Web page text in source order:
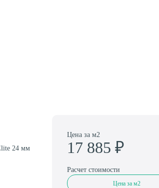
для спортивного паркета
24 мм
Цена за м2
17 885 ₽
Расчет стоимости
Цена за м2